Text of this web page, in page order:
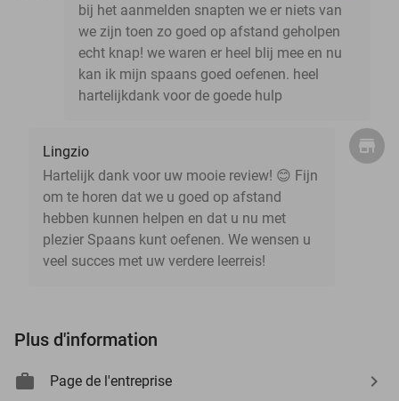
bij het aanmelden snapten we er niets van
we zijn toen zo goed op afstand geholpen
echt knap! we waren er heel blij mee en nu
kan ik mijn spaans goed oefenen. heel
hartelijkdank voor de goede hulp
Lingzio
Hartelijk dank voor uw mooie review! 😊 Fijn
om te horen dat we u goed op afstand
hebben kunnen helpen en dat u nu met
plezier Spaans kunt oefenen. We wensen u
veel succes met uw verdere leerreis!
Plus d'information
Page de l'entreprise